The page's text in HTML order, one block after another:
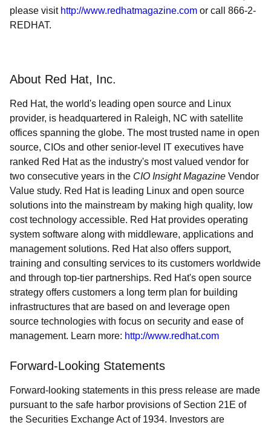
please visit http://www.redhatmagazine.com or call 866-2-
REDHAT.
About Red Hat, Inc.
Red Hat, the world's leading open source and Linux
provider, is headquartered in Raleigh, NC with satellite
offices spanning the globe. The most trusted name in open
source, CIOs and other senior-level IT executives have
ranked Red Hat as the industry's most valued vendor for
two consecutive years in the CIO Insight Magazine Vendor
Value study. Red Hat is leading Linux and open source
solutions into the mainstream by making high quality, low
cost technology accessible. Red Hat provides operating
system software along with middleware, applications and
management solutions. Red Hat also offers support,
training and consulting services to its customers worldwide
and through top-tier partnerships. Red Hat's open source
strategy offers customers a long term plan for building
infrastructures that are based on and leverage open
source technologies with focus on security and ease of
management. Learn more: http://www.redhat.com
Forward-Looking Statements
Forward-looking statements in this press release are made
pursuant to the safe harbor provisions of Section 21E of
the Securities Exchange Act of 1934. Investors are